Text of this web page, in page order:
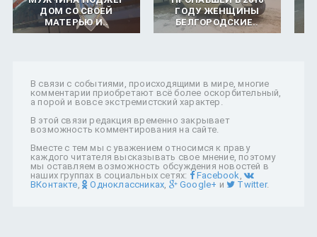
ДОМ СО СВОЕЙ
МАТЕРЬЮ И..
ГОДУ ЖЕНЩИНЫ
БЕЛГОРОДСКИЕ..
В связи с событиями, происходящими в мире, многие
комментарии приобретают всё более оскорбительный,
а порой и вовсе экстремистский характер.
В этой связи редакция временно закрывает
возможность комментирования на сайте.
Вместе с тем мы с уважением относимся к праву
каждого читателя высказывать свое мнение, поэтому
мы оставляем возможность обсуждения новостей в
наших группах в социальных сетях:
Facebook ,
ВКонтакте , Одноклассниках Google+ и Twitter.